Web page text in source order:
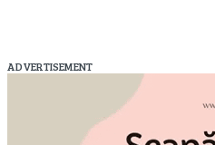
ADVERTISEMENT